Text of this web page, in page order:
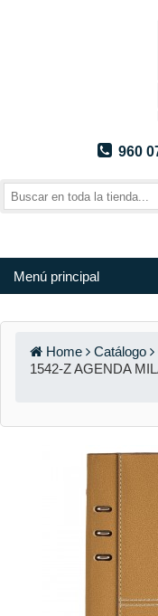
960
Menú principal
Home Catálogo
1542-Z AGENDA